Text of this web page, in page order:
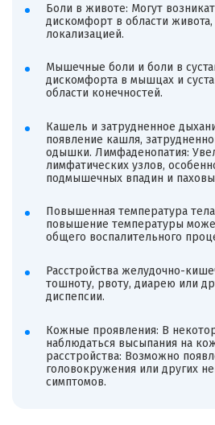
Боли в животе: Могут
дискомфорт в области живота,
локализацией.
Мышечные боли и боли в
дискомфорта в мышцах и
области конечностей.
Кашель и затрудненное
появление кашля,
одышки. Лимфаденопатия:
лимфатических узлов,
подмышечных впадин и
Повышенная температура
повышение температуры
общего воспалительного
Расстройства желудочно-
тошноту, рвоту, диарею или
диспепсии.
Кожные проявления: В
наблюдаться высыпания на
расстройства: Возможно
головокружения или других
симптомов.